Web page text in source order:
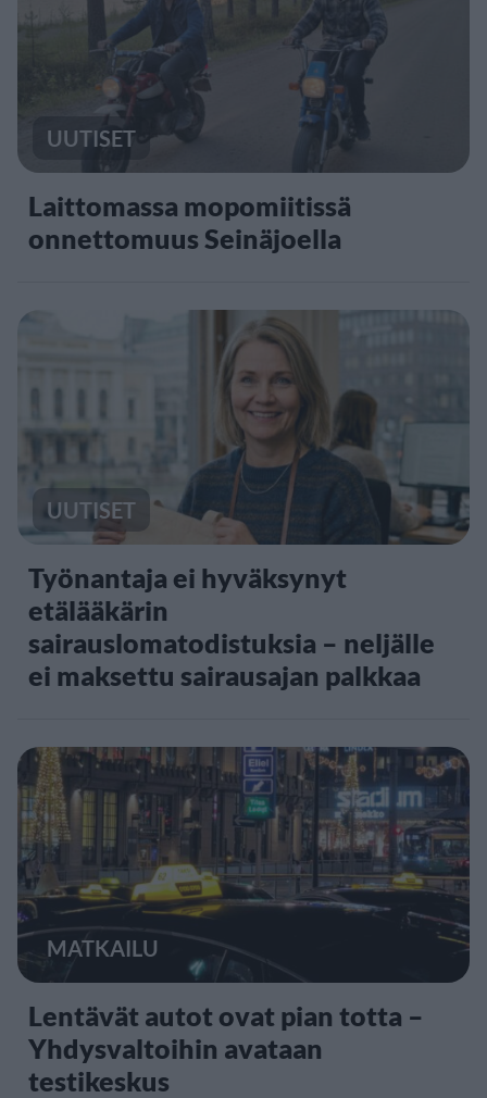
UUTISET
Laittomassa mopomiitissä
onnettomuus Seinäjoella
UUTISET
Työnantaja ei hyväksynyt
etälääkärin
sairauslomatodistuksia – neljälle
ei maksettu sairausajan palkkaa
MATKAILU
Lentävät autot ovat pian totta –
Yhdysvaltoihin avataan
testikeskus